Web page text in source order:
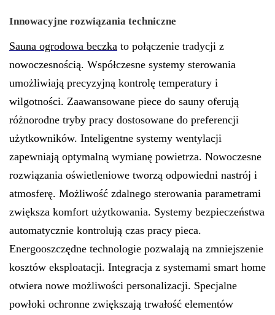
Innowacyjne rozwiązania techniczne
Sauna ogrodowa beczka to połączenie tradycji z
nowoczesnością. Współczesne systemy sterowania
umożliwiają precyzyjną kontrolę temperatury i
wilgotności. Zaawansowane piece do sauny oferują
różnorodne tryby pracy dostosowane do preferencji
użytkowników. Inteligentne systemy wentylacji
zapewniają optymalną wymianę powietrza. Nowoczesne
rozwiązania oświetleniowe tworzą odpowiedni nastrój i
atmosferę. Możliwość zdalnego sterowania parametrami
zwiększa komfort użytkowania. Systemy bezpieczeństwa
automatycznie kontrolują czas pracy pieca.
Energooszczędne technologie pozwalają na zmniejszenie
kosztów eksploatacji. Integracja z systemami smart home
otwiera nowe możliwości personalizacji. Specjalne
powłoki ochronne zwiększają trwałość elementów